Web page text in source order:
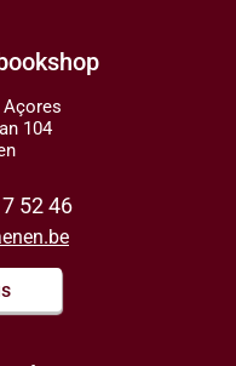
104
52 46